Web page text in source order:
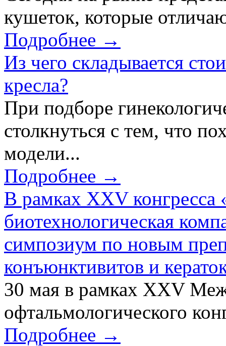
кушеток, которые
Подробнее →
Из чего складывается
кресла?
При подборе
столкнуться с тем, что
модели...
Подробнее →
В рамках XXV конгресса
биотехнологическая
симпозиум по новым
конъюнктивитов и
30 мая в рамках XXV
офтальмологического
Подробнее →